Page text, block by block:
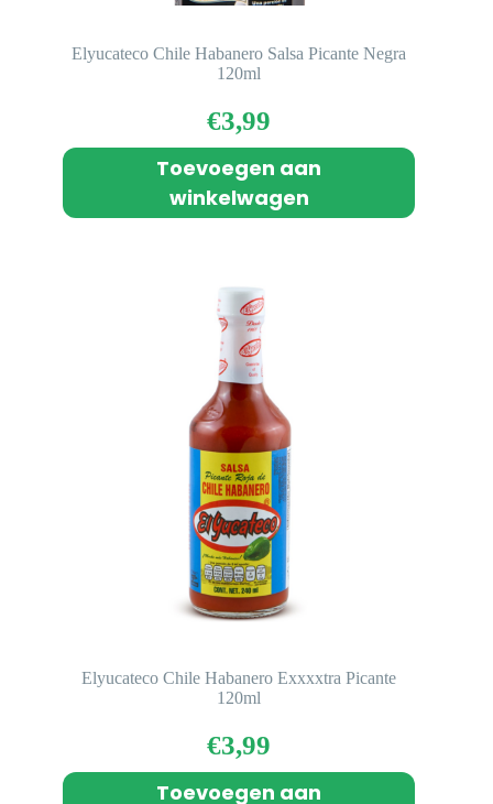
Elyucateco Chile Habanero Salsa Picante Negra
120ml
€3,99
Toevoegen aan
winkelwagen
Elyucateco Chile Habanero Exxxxtra Picante
120ml
€3,99
Toevoegen aan